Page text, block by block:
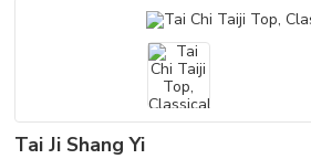
Tai Ji Shang Yi